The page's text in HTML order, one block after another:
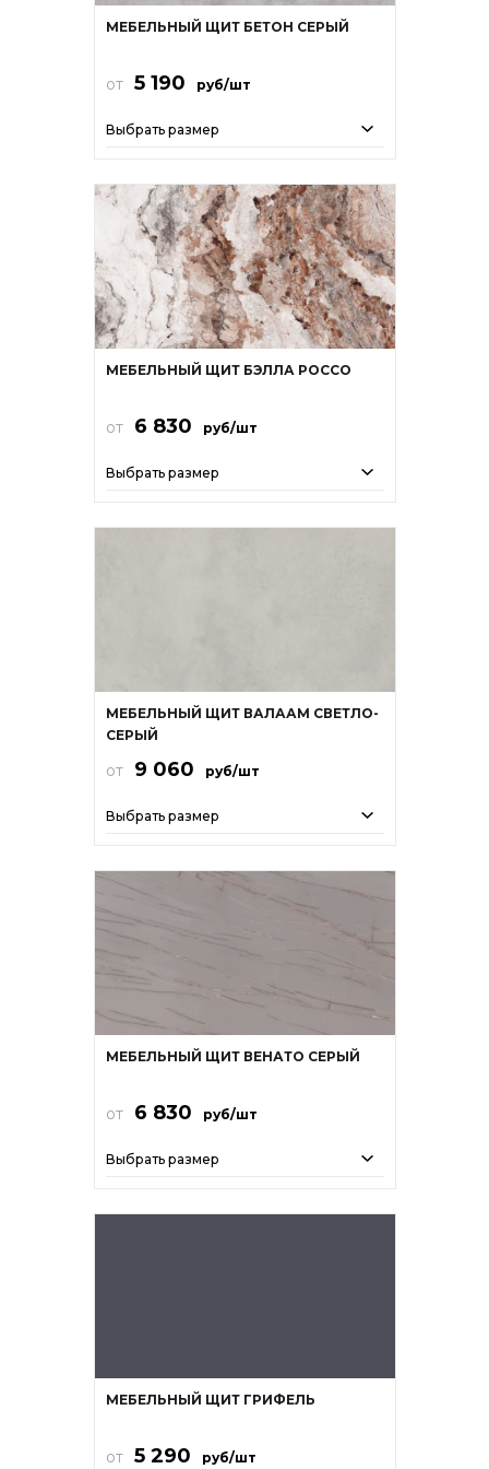
МЕБЕЛЬНЫЙ ЩИТ БЕТОН СЕРЫЙ
от 5 190 руб/шт
Выбрать размер
МЕБЕЛЬНЫЙ ЩИТ БЭЛЛА РОССО
от 6 830 руб/шт
Выбрать размер
МЕБЕЛЬНЫЙ ЩИТ ВАЛААМ СВЕТЛО-
СЕРЫЙ
от 9 060 руб/шт
Выбрать размер
МЕБЕЛЬНЫЙ ЩИТ ВЕНАТО СЕРЫЙ
от 6 830 руб/шт
Выбрать размер
МЕБЕЛЬНЫЙ ЩИТ ГРИФЕЛЬ
от 5 290 руб/шт